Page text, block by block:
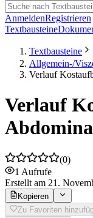
AnmeldenRegistrieren
Textbausteine
Textbausteine
Allgemein-/
Verlauf
Verlauf
(0)
1 Aufrufe
Erstellt am 21.
Kopieren
Zu Favoriten